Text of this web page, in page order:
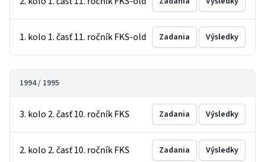
1. kolo 1. časť 11. ročník FKS-old Zadania Výsledky
1994 / 1995
3. kolo 2. časť 10. ročník FKS Zadania Výsledky
2. kolo 2. časť 10. ročník FKS Zadania Výsledky